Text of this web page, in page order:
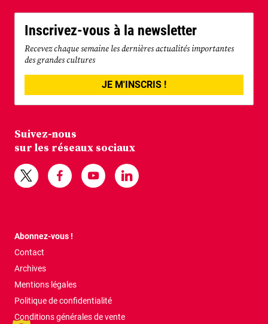
Inscrivez-vous à la newsletter
Recevez chaque semaine les dernières actualités importantes
des grandes cultures
JE M'INSCRIS !
Suivez-nous
sur les réseaux sociaux
Abonnez-vous !
Contact
Archives
Mentions légales
Politique de confidentialité
Conditions générales de vente